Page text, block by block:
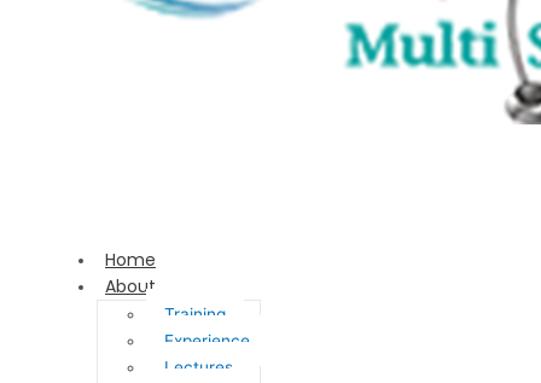
Home
About
Training
Experience
Lectures